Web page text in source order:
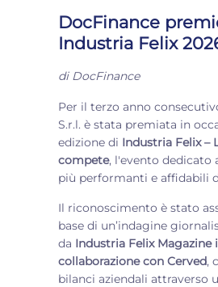
DocFinance
Industria Felix
di DocFinance
Per il terzo anno
S.r.l. è stata premiata in
edizione di Industria Felix –
compete, l'evento dedicato
più performanti e affidabili
Il riconoscimento è stato
base di un’indagine
da Industria Felix Magazine
collaborazione con Cerved,
bilanci aziendali attraverso